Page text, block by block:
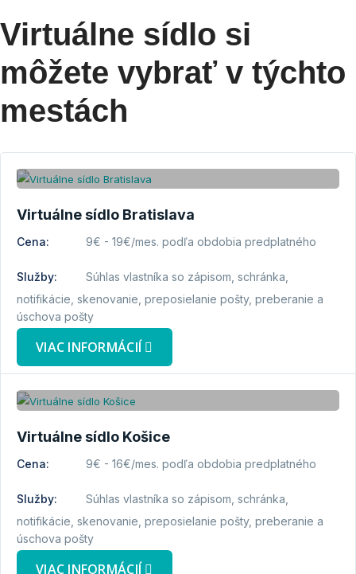
Virtuálne sídlo si
môžete vybrať v týchto
mestách
Virtuálne sídlo Bratislava
Cena: 9€ - 19€/mes. podľa obdobia predplatného
Služby:
Súhlas vlastníka so zápisom, schránka,
notifikácie, skenovanie, preposielanie pošty, preberanie a
úschova pošty
VIAC INFORMÁCIÍ
Virtuálne sídlo Košice
Cena: 9€ - 16€/mes. podľa obdobia predplatného
Služby:
Súhlas vlastníka so zápisom, schránka,
notifikácie, skenovanie, preposielanie pošty, preberanie a
úschova pošty
VIAC INFORMÁCIÍ